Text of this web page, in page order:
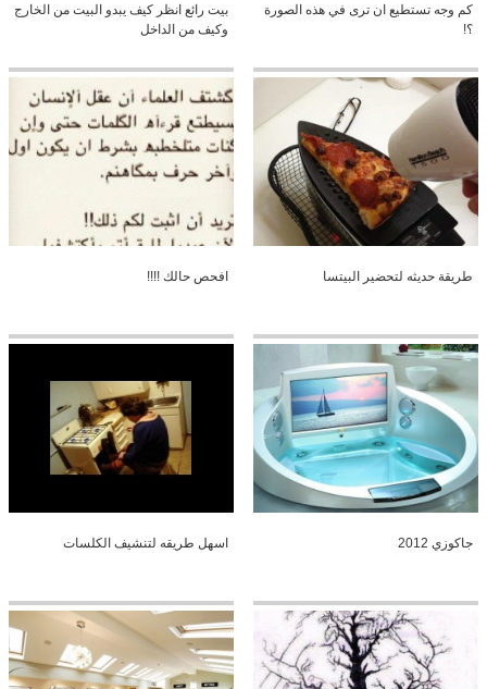
كم وجه تستطيع ان ترى في هذه الصورة
؟!
بيت رائع انظر كيف يبدو البيت من الخارج
وكيف من الداخل
طريقة حديثه لتحضير البيتسا افحص حالك !!!!
جاكوزي 2012 اسهل طريقه لتنشيف الكلسات